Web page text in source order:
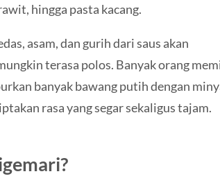
hingga pasta kacang.
asam, dan gurih dari saus akan
terasa polos. Banyak orang
banyak bawang putih dengan
rasa yang segar sekaligus tajam.